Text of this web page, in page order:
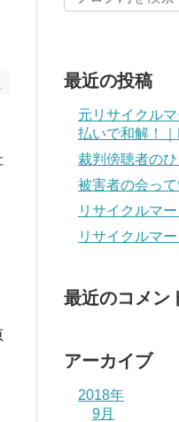
最近の投稿
元リサイクル
払いで和解！
裁判傍聴者の
被害者の会っ
リサイクルマ
リサイクルマ
最近のコメン
アーカイブ
2018年
9月